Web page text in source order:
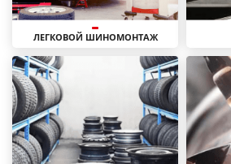
ЛЕГКОВОЙ ШИНОМОНТАЖ